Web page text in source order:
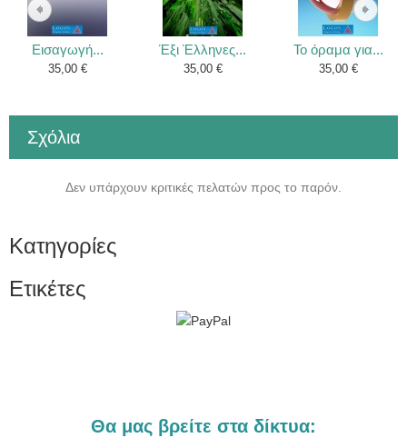
Εισαγωγή...
35,00 €
Έξι Έλληνες...
35,00 €
Το όραμα για...
35,00 €
Σχόλια
Δεν υπάρχουν κριτικές πελατών προς το παρόν.
Κατηγορίες
Ετικέτες
Θα μας βρείτε στα δίκτυα: